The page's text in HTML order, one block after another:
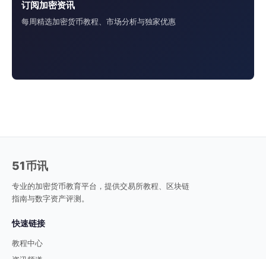
订阅加密资讯
每周精选加密货币教程、市场分析与独家优惠
51币讯
专业的加密货币教育平台，提供交易所教程、区块链
指南与数字资产评测。
快速链接
教程中心